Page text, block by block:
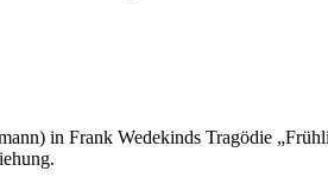
in Frank Wedekinds Tragödie